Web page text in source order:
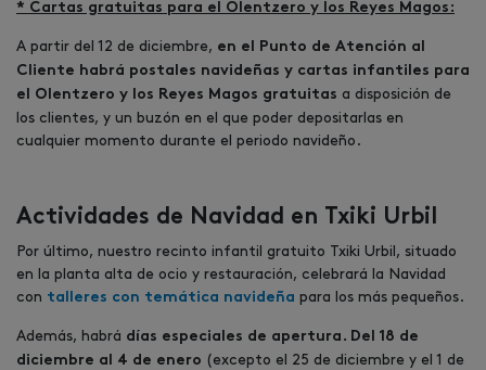
* Cartas gratuitas para el Olentzero y los Reyes Magos:
A partir del 12 de diciembre, en el Punto de Atención al
Cliente habrá postales navideñas y cartas infantiles para
el Olentzero y los Reyes Magos gratuitas a disposición de
los clientes, y un buzón en el que poder depositarlas en
cualquier momento durante el periodo navideño.
Actividades de Navidad en Txiki Urbil
Por último, nuestro recinto infantil gratuito Txiki Urbil, situado
en la planta alta de ocio y restauración, celebrará la Navidad
con talleres con temática navideña para los más pequeños.
Además, habrá días especiales de apertura. Del 18 de
diciembre al 4 de enero (excepto el 25 de diciembre y el 1 de